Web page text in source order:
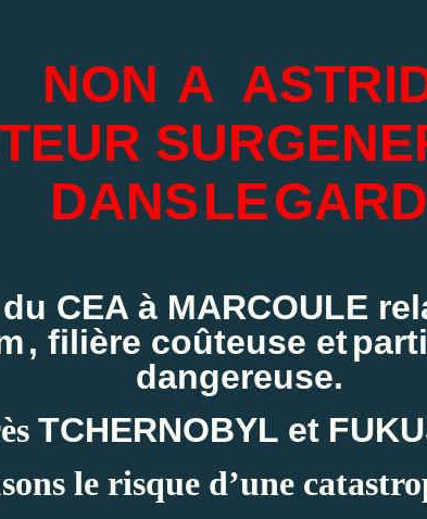
NON A
DANSLEGARD
CEA à MARCOULE
, filière coûteuse et
dangereuse.
TCHERNOBYL et
le risque d’une